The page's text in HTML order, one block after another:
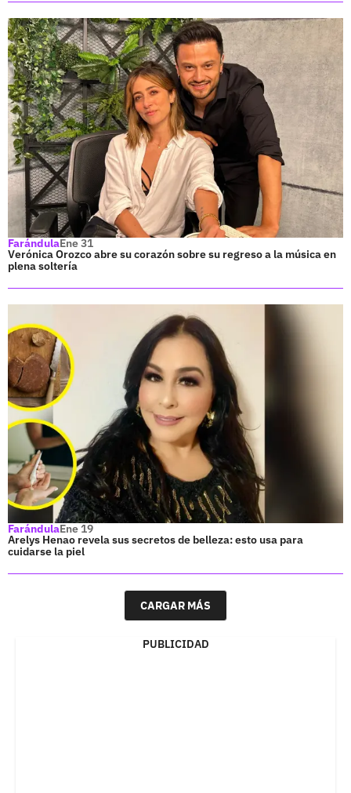
FarándulaEne 31
Verónica Orozco abre su corazón sobre su regreso a la música en
plena soltería
FarándulaEne 19
Arelys Henao revela sus secretos de belleza: esto usa para
cuidarse la piel
CARGAR MÁS
PUBLICIDAD